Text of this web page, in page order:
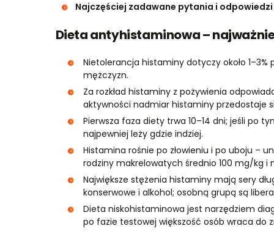
Najczęściej zadawane pytania i odpowiedzi
Dieta antyhistaminowa –
Nietolerancja histaminy dotyczy około
mężczyzn.
Za rozkład histaminy z pożywienia
aktywności nadmiar histaminy przedostaje
Pierwsza faza diety trwa 10–14 dni; jeśli po
najpewniej leży gdzie indziej.
Histamina rośnie po złowieniu i po uboju –
rodziny makrelowatych średnio 100 mg/kg i
Największe stężenia histaminy mają sery
konserwowe i alkohol; osobną grupą są
Dieta niskohistaminowa jest narzędziem
po fazie testowej większość osób wraca do